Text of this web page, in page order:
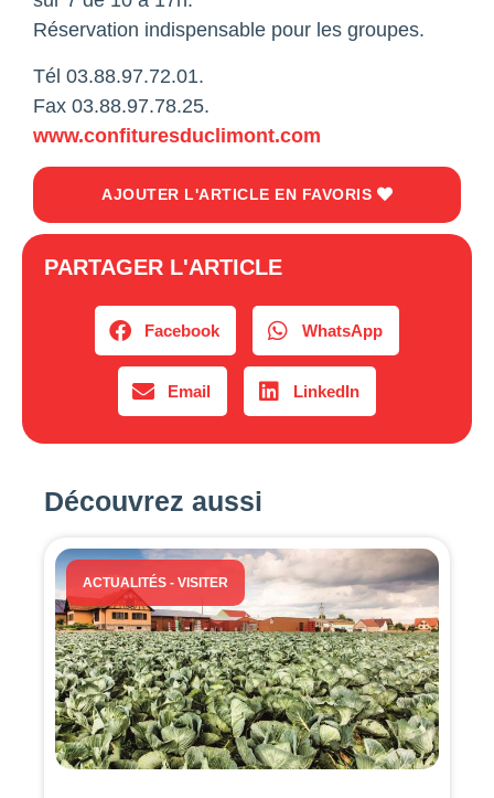
Réservation indispensable pour les groupes.
Tél 03.88.97.72.01.
Fax 03.88.97.78.25.
www.confituresduclimont.com
AJOUTER L'ARTICLE EN FAVORIS
PARTAGER L'ARTICLE
Facebook WhatsApp
Email LinkedIn
Découvrez aussi
ACTUALITÉS - VISITER